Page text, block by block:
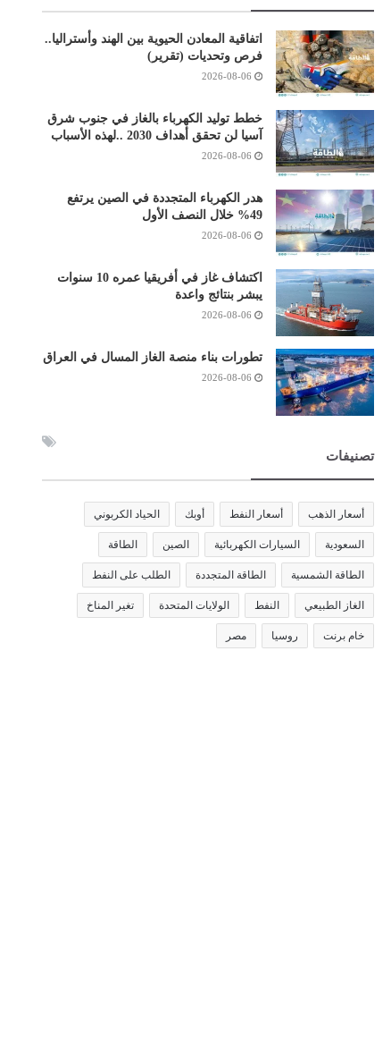
اتفاقية المعادن الحيوية بين الهند وأستراليا..
فرص وتحديات (تقرير)
2026-08-06
خطط توليد الكهرباء بالغاز في جنوب شرق
آسيا لن تحقق أهداف 2030 ..لهذه الأسباب
2026-08-06
هدر الكهرباء المتجددة في الصين يرتفع
49% خلال النصف الأول
2026-08-06
اكتشاف غاز في أفريقيا عمره 10 سنوات
يبشر بنتائج واعدة
2026-08-06
تطورات بناء منصة الغاز المسال في العراق
2026-08-06
تصنيفات
أسعار الذهب أسعار النفط أوبك الحياد الكربوني
السعودية السيارات الكهربائية الصين الطاقة
الطاقة الشمسية الطاقة المتجددة الطلب على النفط
الغاز الطبيعي النفط الولايات المتحدة تغير المناخ
خام برنت روسيا مصر